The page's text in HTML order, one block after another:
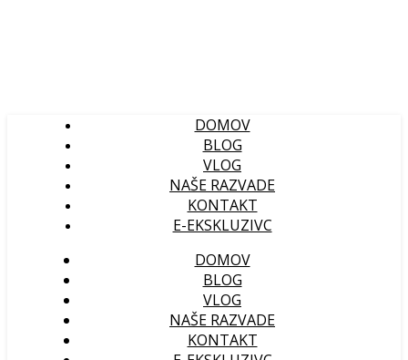
DOMOV
BLOG
VLOG
NAŠE RAZVADE
KONTAKT
E-EKSKLUZIVC
DOMOV
BLOG
VLOG
NAŠE RAZVADE
KONTAKT